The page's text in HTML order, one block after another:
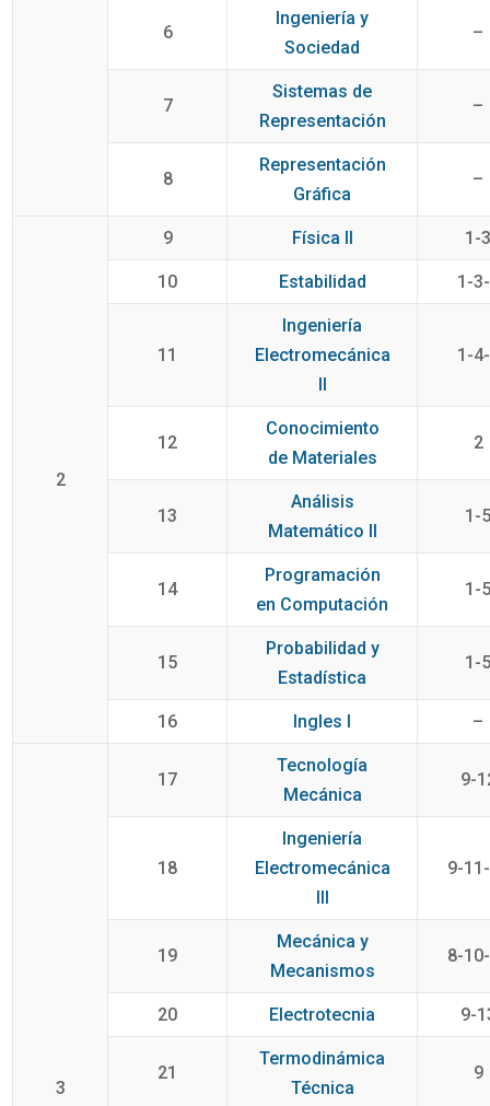
6
Ingeniería y
Sociedad
–
7
Sistemas de
Representación
–
8
Representación
Gráfica
–
2
9 Física II 1-
10 Estabilidad 1-
11
Ingeniería
Electromecánica
II
1-
12
Conocimiento
de Materiales
2
13
Análisis
Matemático II
1-
14
Programación
en Computación
1-
15
Probabilidad y
Estadística
1-
16 Ingles I –
3
17
Tecnología
Mecánica
9-
18
Ingeniería
Electromecánica
III
9-
19
Mecánica y
Mecanismos
8-
20 Electrotecnia 9-
21
Termodinámica
Técnica
9